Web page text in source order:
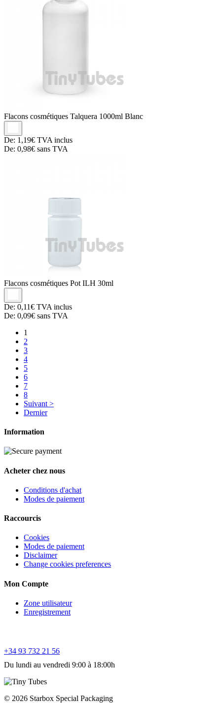
Flacons cosmétiques Talquera 1000ml Blanc
De: 1,19€ TVA inclus
De: 0,98€ sans TVA
Flacons cosmétiques Pot ILH 30ml
De: 0,11€ TVA inclus
De: 0,09€ sans TVA
1
2
3
4
5
6
7
8
Suivant >
Dernier
Information
Acheter chez nous
Conditions d'achat
Modes de paiement
Raccourcis
Cookies
Modes de paiement
Disclaimer
Change cookies preferences
Mon Compte
Zone utilisateur
Enregistrement
+34 93 732 21 56
Du lundi au vendredi 9:00 à 18:00h
© 2026 Starbox Special Packaging